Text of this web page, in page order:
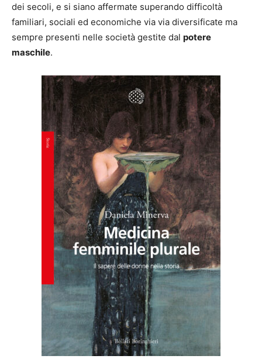
dei secoli, e si siano affermate superando difficoltà
familiari, sociali ed economiche via via diversificate ma
sempre presenti nelle società gestite dal potere
maschile.